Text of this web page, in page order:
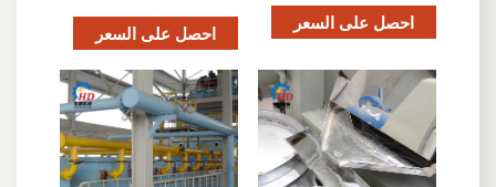
احصل على السعر احصل على السعر